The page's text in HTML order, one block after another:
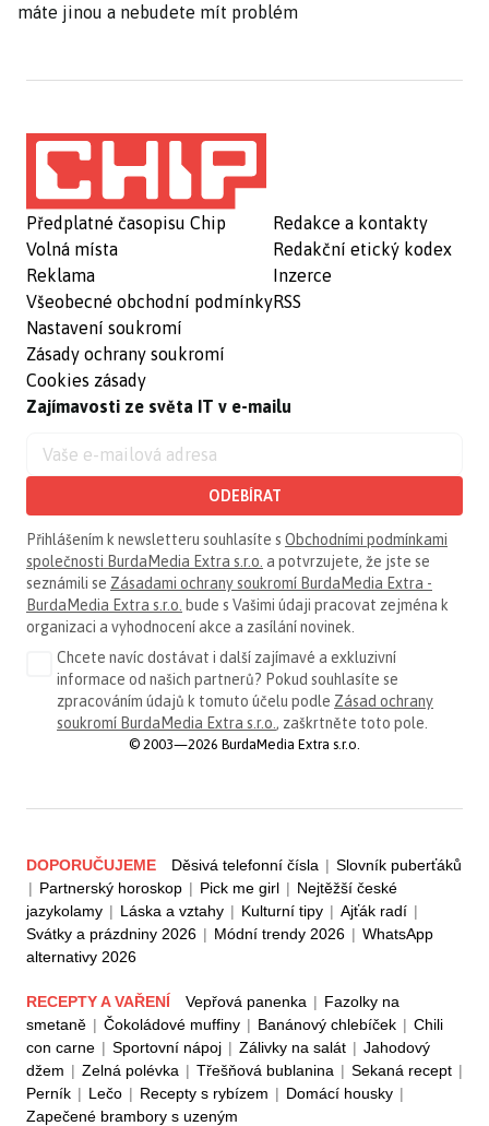
máte jinou a nebudete mít problém
Předplatné časopisu Chip
Volná místa
Reklama
Všeobecné obchodní podmínky
Nastavení soukromí
Zásady ochrany soukromí
Cookies zásady
Redakce a kontakty
Redakční etický kodex
Inzerce
RSS
Zajímavosti ze světa IT v e-mailu
ODEBÍRAT
Přihlášením k newsletteru souhlasíte s Obchodními podmínkami
společnosti BurdaMedia Extra s.r.o. a potvrzujete, že jste se
seznámili se Zásadami ochrany soukromí BurdaMedia Extra -
BurdaMedia Extra s.r.o. bude s Vašimi údaji pracovat zejména k
organizaci a vyhodnocení akce a zasílání novinek.
Chcete navíc dostávat i další zajímavé a exkluzivní
informace od našich partnerů? Pokud souhlasíte se
zpracováním údajů k tomuto účelu podle Zásad ochrany
soukromí BurdaMedia Extra s.r.o. , zaškrtněte toto pole.
© 2003—2026 BurdaMedia Extra s.r.o.
DOPORUČUJEME Děsivá telefonní čísla | Slovník puberťáků
| Partnerský horoskop | Pick me girl | Nejtěžší české
jazykolamy | Láska a vztahy | Kulturní tipy | Ajťák radí |
Svátky a prázdniny 2026 | Módní trendy 2026 | WhatsApp
alternativy 2026
RECEPTY A VAŘENÍ Vepřová panenka | Fazolky na
smetaně | Čokoládové muffiny | Banánový chlebíček | Chili
con carne | Sportovní nápoj | Zálivky na salát | Jahodový
džem | Zelná polévka | Třešňová bublanina | Sekaná recept |
Perník | Lečo | Recepty s rybízem | Domácí housky |
Zapečené brambory s uzeným